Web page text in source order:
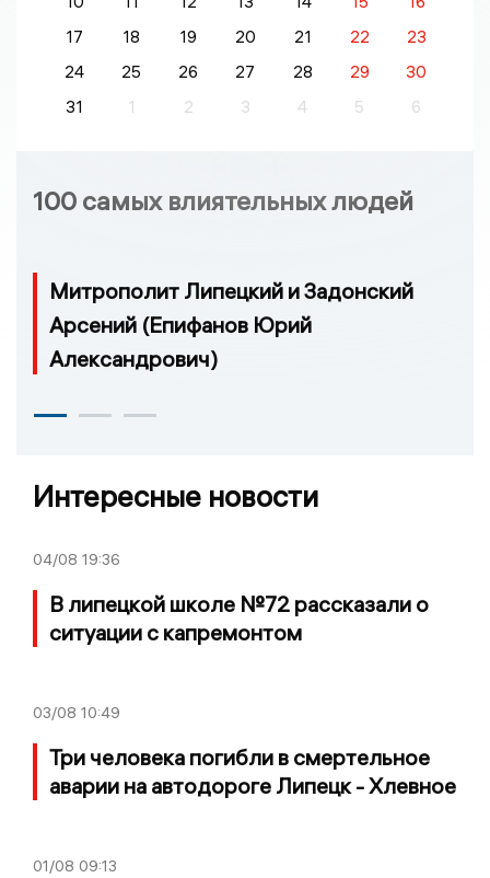
17
18 19 20 21 22
23
24
25 26 27 28 29
30
31
1 2 3 4 5 6
100 самых влиятельных людей
Митрополит Липецкий и Задонский
Арсений (Епифанов Юрий
Александрович)
Интересные новости
04/08 19:36
В липецкой школе №72 рассказали о
ситуации с капремонтом
03/08 10:49
Три человека погибли в смертельное
аварии на автодороге Липецк - Хлевное
01/08 09:13